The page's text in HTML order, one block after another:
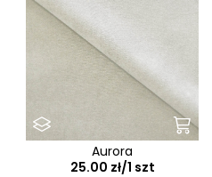
Aurora
25.00 zł/1 szt